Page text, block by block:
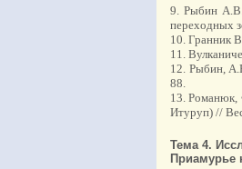
9. Рыбин
переходных
10. Гранник
11.
12. Рыбин,
88.
13. Романюк,
Итуруп) //
Тема 4.
Приамурье